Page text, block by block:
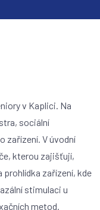
v Kaplici. Na
sociální
zařízení. V úvodní
kterou zajišťují,
zařízení, kde
stimulaci u
metod.